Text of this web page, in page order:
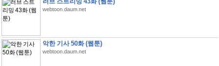
webtoon.daum.net
악한 기사 50화 (웹툰)
webtoon.daum.net